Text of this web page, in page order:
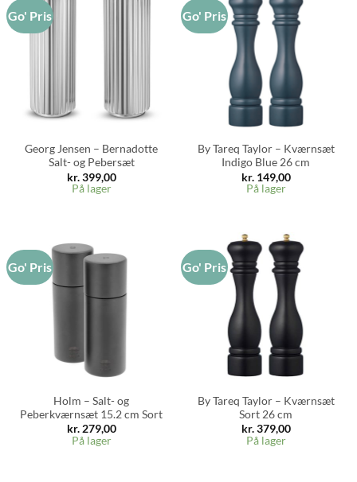
Go' Pris
Georg Jensen – Bernadotte
Salt- og Pebersæt
kr.399,00
På lager
Go' Pris
By Tareq Taylor – Kværnsæt
Indigo Blue 26 cm
kr.149,00
På lager
Go' Pris
Holm – Salt- og
Peberkværnsæt 15.2 cm Sort
kr.279,00
På lager
Go' Pris
By Tareq Taylor – Kværnsæt
Sort 26 cm
kr.379,00
På lager